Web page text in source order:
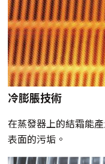
冷膨脹技術
在蒸發器上的結霜能
表面的污垢。